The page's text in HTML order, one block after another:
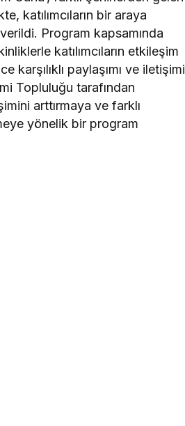
katılımcıların bir araya
Program kapsamında
katılımcıların etkileşim
paylaşımı ve iletişimi
Topluluğu tarafından
arttırmaya ve farklı
yönelik bir program